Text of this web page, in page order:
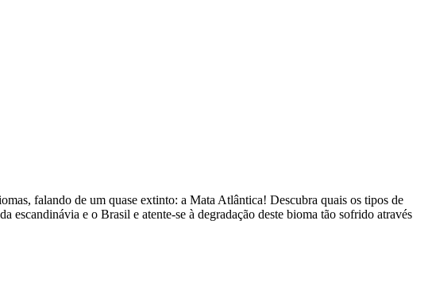
falando de um quase extinto: a Mata Atlântica! Descubra quais os tipos de
escandinávia e o Brasil e atente-se à degradação deste bioma tão sofrido através